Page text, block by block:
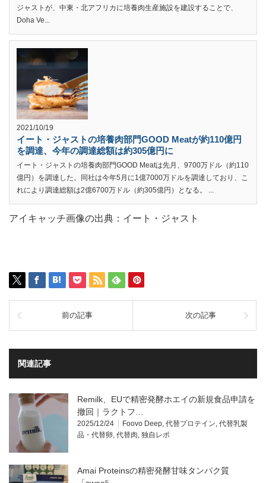
ジャストが、中東・北アフリカに培養肉生産施設を建設することで、
Doha Ve...
2021/10/19
イート・ジャストの培養肉部門GOOD Meatが約110億円
を調達、今年の調達総額は約305億円に
イート・ジャストの培養肉部門GOOD Meatは先月、9700万ドル（約110
億円）を調達した。同社は今年5月に1億7000万ドルを調達しており、こ
れにより調達総額は2億6700万ドル（約305億円）となる。 ...
アイキャッチ画像の出典：イート・ジャスト
前の記事 次の記事
関連記事
Remilk、EUで精密発酵ホエイの新規食品申請を
撤回｜ラクトフ…
2025/12/24 Foovo Deep 代替プロテイン 代替乳製
品・代替卵 代替肉 独自レポ
Amai Proteinsの精密発酵甘味タンパク質